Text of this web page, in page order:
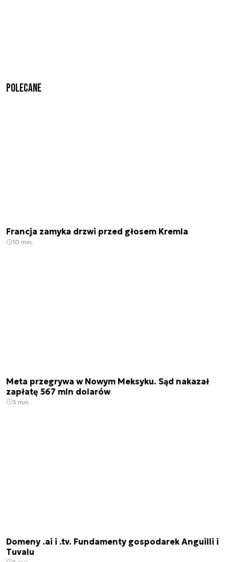
Polecane
Francja zamyka drzwi przed głosem Kremla
10 min.
Meta przegrywa w Nowym Meksyku. Sąd nakazał
zapłatę 567 mln dolarów
3 min.
Domeny .ai i .tv. Fundamenty gospodarek Anguilli i
Tuvalu